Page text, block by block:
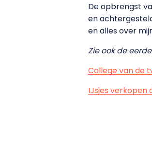
De opbrengst
en
en alles over
Zie ook de
College van de
IJsjes verkopen